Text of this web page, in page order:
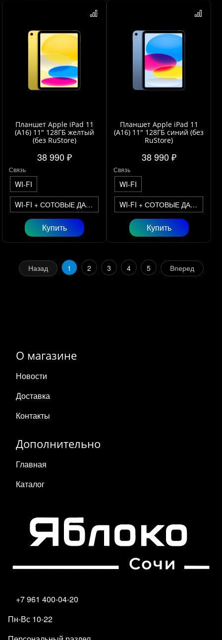
Планшет Apple iPad 11
(A16) 11" 128ГБ желтый
(без RuStore)
38 990 ₽
Связь
WI-FI
WI-FI + СОТОВЫЕ ДАННЫЕ
Купить
Планшет Apple iPad 11
(A16) 11" 128ГБ синий (без
RuStore)
38 990 ₽
Связь
WI-FI
WI-FI + СОТОВЫЕ ДАННЫЕ
Купить
Назад 1 2 3 4 5 Вперед
О магазине
Новости
Доставка
Контакты
Дополнительно
Главная
Каталог
+7 961 400-04-20
Пн-Вс 10-22